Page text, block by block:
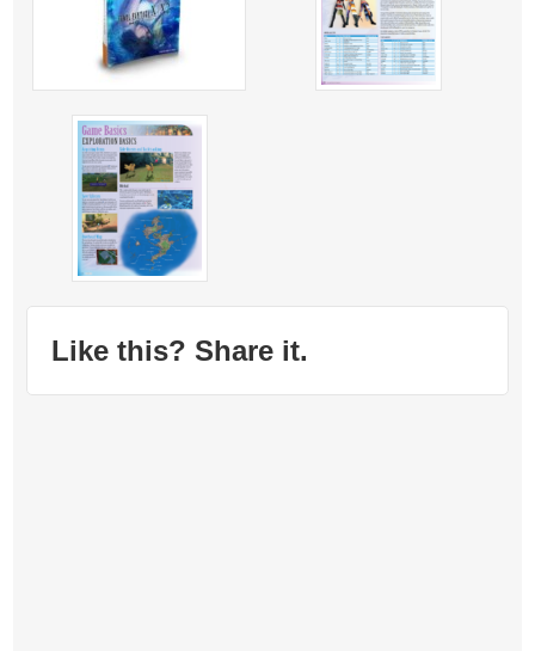
Like this? Share it.